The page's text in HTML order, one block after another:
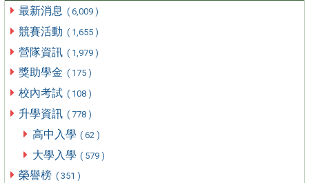
最新消息 ( 6,009 )
競賽活動 ( 1,655 )
營隊資訊 ( 1,979 )
獎助學金 ( 175 )
校內考試 ( 108 )
升學資訊 ( 778 )
高中入學 ( 62 )
大學入學 ( 579 )
榮譽榜 ( 351 )